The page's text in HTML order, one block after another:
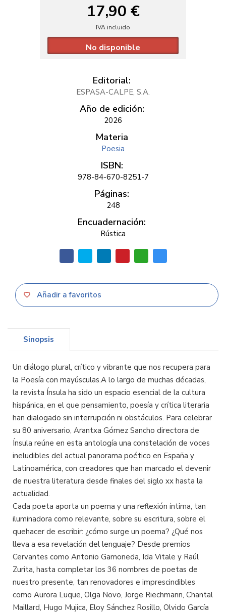
17,90 €
IVA incluido
No disponible
Editorial:
ESPASA-CALPE, S.A.
Año de edición:
2026
Materia
Poesia
ISBN:
978-84-670-8251-7
Páginas:
248
Encuadernación:
Rústica
Añadir a favoritos
Sinopsis
Un diálogo plural, crítico y vibrante que nos recupera para
la Poesía con mayúsculas.A lo largo de muchas décadas,
la revista Ínsula ha sido un espacio esencial de la cultura
hispánica, en el que pensamiento, poesía y crítica literaria
han dialogado sin interrupción ni obstáculos. Para celebrar
su 80 aniversario, Arantxa Gómez Sancho directora de
Ínsula reúne en esta antología una constelación de voces
ineludibles del actual panorama poético en España y
Latinoamérica, con creadores que han marcado el devenir
de nuestra literatura desde finales del siglo xx hasta la
actualidad.
Cada poeta aporta un poema y una reflexión íntima, tan
iluminadora como relevante, sobre su escritura, sobre el
quehacer de escribir: ¿cómo surge un poema? ¿Qué nos
lleva a esa revelación del lenguaje? Desde premios
Cervantes como Antonio Gamoneda, Ida Vitale y Raúl
Zurita, hasta completar los 36 nombres de poetas de
nuestro presente, tan renovadores e imprescindibles
como Aurora Luque, Olga Novo, Jorge Riechmann, Chantal
Maillard, Hugo Mujica, Eloy Sánchez Rosillo, Olvido García